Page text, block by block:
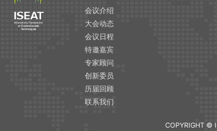
会议介绍
大会动态
会议日程
特邀嘉宾
专家顾问
创新委员
历届回顾
联系我们
COPYRIGHT ©